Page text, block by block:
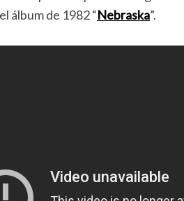
álbum de 1982 “Nebraska”.